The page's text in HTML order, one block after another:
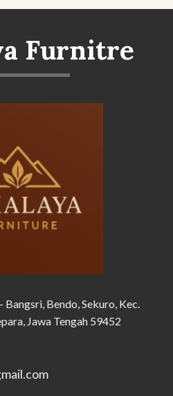
Furnitre
Bangsri, Bendo, Sekuro, Kec.
Jawa Tengah 59452